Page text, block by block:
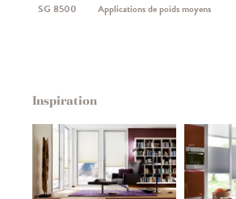
SG 8500
Applications de poids moyens
Inspiration